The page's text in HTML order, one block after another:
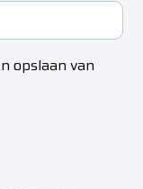
opslaan van